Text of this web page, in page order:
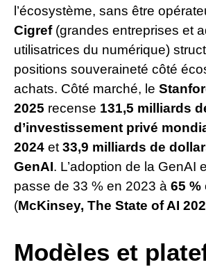
l’écosystème, sans être
Cigref(grandes entreprises et
utilisatrices du numérique)
positions souveraineté côté
achats. Côté marché, le
2025 recense 131,5 milliards
d’investissement privé
2024 et 33,9 milliards de
GenAI. L’adoption de la GenAI
passe de 33 % en 2023 à 65 %
(McKinsey, The State of AI
Modèles et